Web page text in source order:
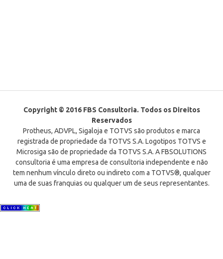
Copyright © 2016 FBS Consultoria. Todos os Direitos
Reservados
Protheus, ADVPL, Sigaloja e TOTVS são produtos e marca
registrada de propriedade da TOTVS S.A. Logotipos TOTVS e
Microsiga são de propriedade da TOTVS S.A. A FBSOLUTIONS
consultoria é uma empresa de consultoria independente e não
tem nenhum vínculo direto ou indireto com a TOTVS®, qualquer
uma de suas franquias ou qualquer um de seus representantes.